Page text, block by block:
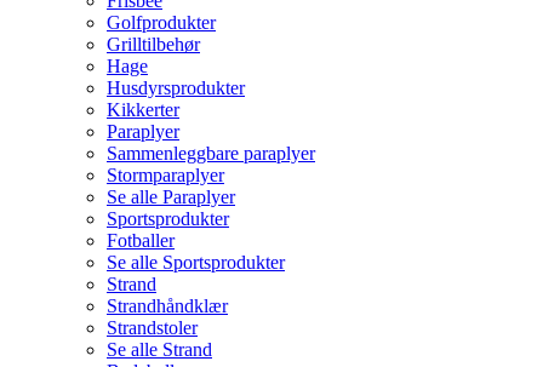
Golfprodukter
Grilltilbehør
Hage
Husdyrsprodukter
Kikkerter
Paraplyer
Sammenleggbare paraplyer
Stormparaplyer
Se alle Paraplyer
Sportsprodukter
Fotballer
Se alle Sportsprodukter
Strand
Strandhåndklær
Strandstoler
Se alle Strand